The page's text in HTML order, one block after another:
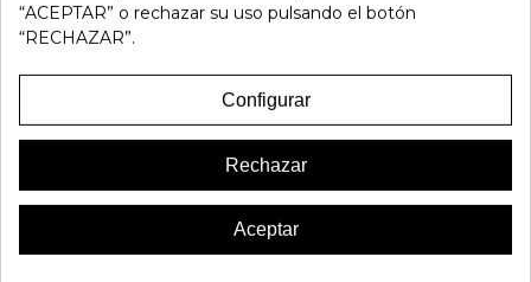
Favorito
0
“ACEPTAR” o rechazar su uso pulsando el botón
“RECHAZAR”.
Configurar
Rechazar
Aceptar